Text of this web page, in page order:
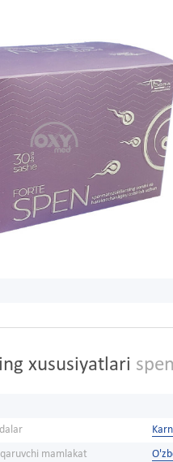
xususiyatlari
mamlakat